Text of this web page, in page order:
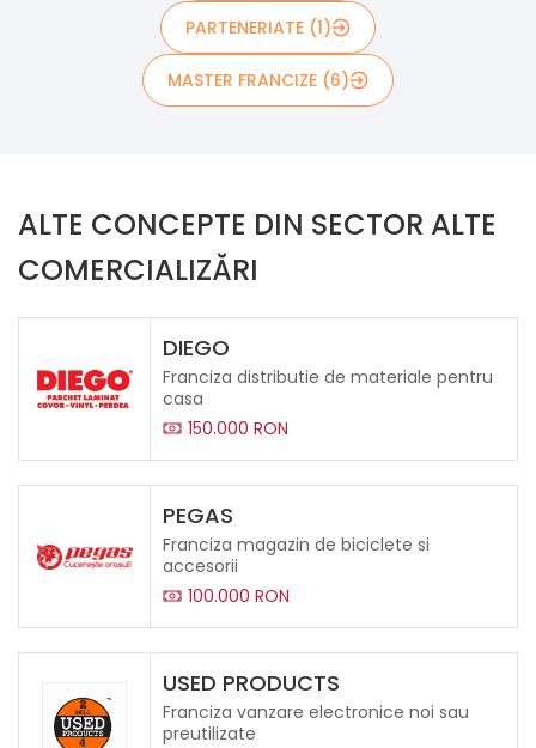
PARTENERIATE (1)
MASTER FRANCIZE (6)
ALTE CONCEPTE DIN SECTOR ALTE
COMERCIALIZĂRI
DIEGO
Franciza distributie de materiale pentru
casa
150.000 RON
PEGAS
Franciza magazin de biciclete si
accesorii
100.000 RON
USED PRODUCTS
Franciza vanzare electronice noi sau
preutilizate